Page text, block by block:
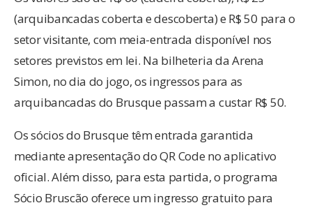
(arquibancadas coberta e descoberta) e R$ 50 para o
setor visitante, com meia-entrada disponível nos
setores previstos em lei. Na bilheteria da Arena
Simon, no dia do jogo, os ingressos para as
arquibancadas do Brusque passam a custar R$ 50.
Os sócios do Brusque têm entrada garantida
mediante apresentação do QR Code no aplicativo
oficial. Além disso, para esta partida, o programa
Sócio Bruscão oferece um ingresso gratuito para